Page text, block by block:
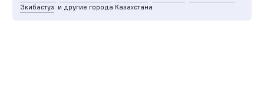
Экибастуз и другие города Казахстана